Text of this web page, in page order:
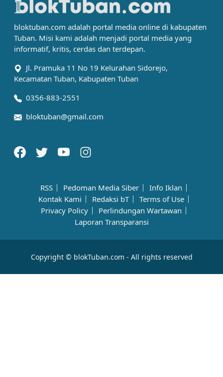
bloktuban.com adalah portal media online di kabupaten
Tuban. Misi kami adalah menjadi portal media yang
informatif, kritis, cerdas dan terdepan.
Jl. Pramuka 11 No 19 Kelurahan Sidorejo,
Kecamatan Tuban, Kabupaten Tuban
0356-883-2551
bloktuban@gmail.com
RSS Pedoman Media Siber
Info Iklan
Kontak Kami
Redaksi bT
Terms of Use
Privacy Policy
Perlindungan Wartawan
Laporan Transparansi
Copyright © blokTuban.com - All rights reserved